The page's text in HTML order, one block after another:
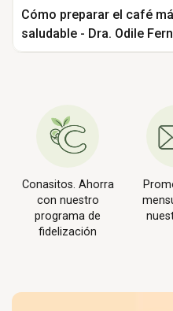
Cómo preparar el café
saludable - Dra. Odile
Conasitos. Ahorra
con nuestro
programa de
fidelización